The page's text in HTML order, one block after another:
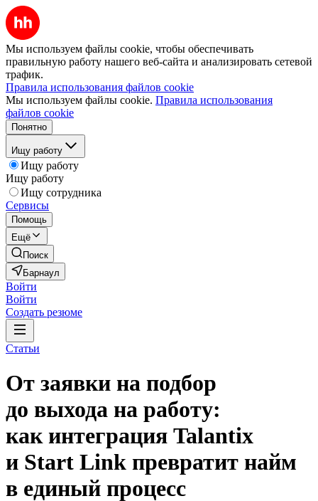
Мы используем файлы cookie, чтобы обеспечивать
правильную работу нашего веб-сайта и анализировать сетевой
трафик.
Правила использования файлов cookie
Мы используем файлы cookie. Правила использования
файлов cookie
Понятно
Ищу работу
Ищу работу
Ищу работу
Ищу сотрудника
Сервисы
Помощь
Ещё
Поиск
Барнаул
Войти
Войти
Создать резюме
Статьи
От заявки на подбор
до выхода на работу:
как интеграция Talantix
и Start Link превратит найм
в единый процесс